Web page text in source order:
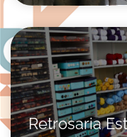
Retrosaria